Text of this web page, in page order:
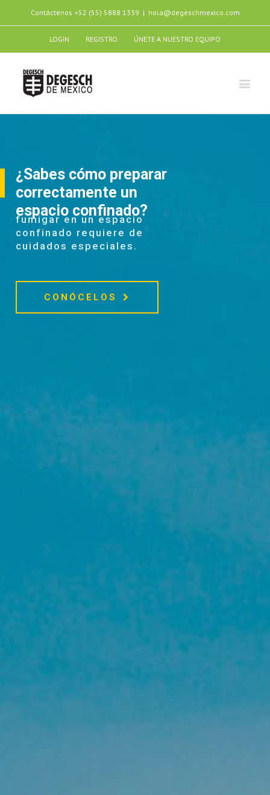
Contáctenos +52 (55) 5888 1339 | hola@degeschmexico.com
LOGIN REGISTRO ÚNETE A NUESTRO EQUIPO
¿Sabes cómo preparar
correctamente un
espacio confinado?
fumigar en un espacio
confinado requiere de
cuidados especiales.
CONÓCELOS